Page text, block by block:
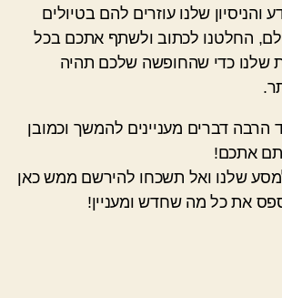
שלנו עוזרים להם בטיולים
החלטנו לכתוב ולשתף אתכם בכל
שלנו כדי שהחופשה שלכם תהיה
הרבה דברים מעניינים להמשך וכמובן
אתכם!
שלנו ואל תשכחו להירשם ממש כאן
את כל מה שחדש ומעניין!